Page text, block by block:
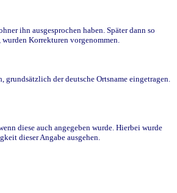
ihn ausgesprochen haben. Später dann so
Korrekturen vorgenommen.
der deutsche Ortsname eingetragen.
diese auch angegeben wurde. Hierbei wurde
dieser Angabe ausgehen.